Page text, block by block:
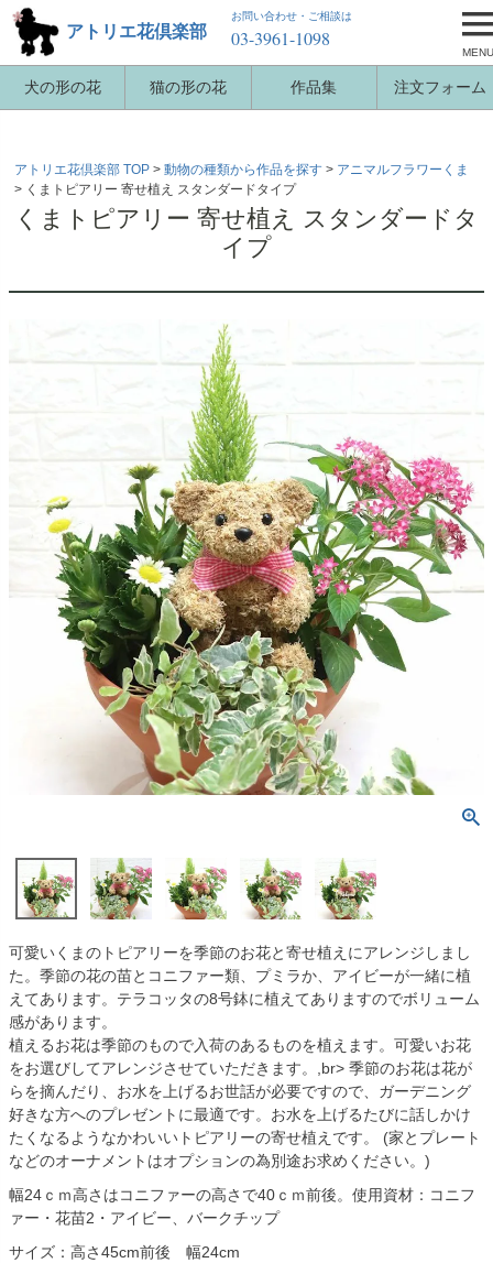
犬の形の花 猫の形の花 作品集 注文フォーム
アトリエ花倶楽部
お問い合わせ・ご相談は
03-3961-1098
MENU
アトリエ花倶楽部 TOP 動物の種類から作品を探す
アニマルフラワーくま
くまトピアリー 寄せ植え スタンダードタイプ
くまトピアリー 寄せ植え スタンダードタ
イプ
可愛いくまのトピアリーを季節のお花と寄せ植えにアレンジしまし
た。季節の花の苗とコニファー類、プミラか、アイビーが一緒に植
えてあります。テラコッタの8号鉢に植えてありますのでボリューム
感があります。
植えるお花は季節のもので入荷のあるものを植えます。可愛いお花
をお選びしてアレンジさせていただきます。,br> 季節のお花は花が
らを摘んだり、お水を上げるお世話が必要ですので、ガーデニング
好きな方へのプレゼントに最適です。お水を上げるたびに話しかけ
たくなるようなかわいいトピアリーの寄せ植えです。 (家とプレート
などのオーナメントはオプションの為別途お求めください。)
幅24ｃｍ高さはコニファーの高さで40ｃｍ前後。使用資材：コニフ
ァー・花苗2・アイビー、バークチップ
サイズ：高さ45cm前後 幅24cm